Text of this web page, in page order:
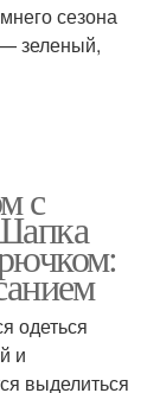
сезона
зеленый,
с
одеться
и
выделиться